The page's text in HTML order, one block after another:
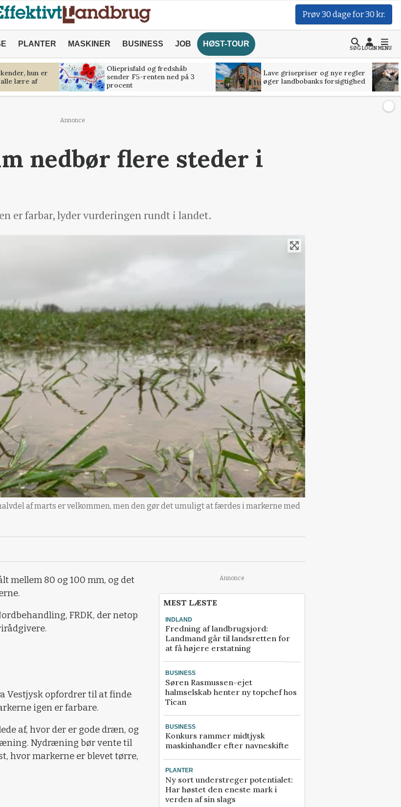
Prøv 30 dage for 30 kr.
PLANTER MASKINER BUSINESS JOB HØST-TOUR
SØGLOGINMENU
hun er
alle lære af
Olieprisfald og fredshåb
sender F5-renten ned på 3
procent
Lave grisepriser og nye regler
øger landbobanks forsigtighed
Annonce
nedbør flere steder i
er farbar, lyder vurderingen rundt i landet.
af marts er velkommen, men den gør det umuligt at færdes i markerne med
mellem 80 og 100 mm, og det
FRDK, der netop
Vestjysk opfordrer til at finde
igen er farbare.
af, hvor der er gode dræn, og
Nydræning bør vente til
hvor markerne er blevet tørre,
Annonce
MEST LÆSTE
INDLAND
Fredning af landbrugsjord:
Landmand går til landsretten for
at få højere erstatning
BUSINESS
Søren Rasmussen-ejet
halmselskab henter ny topchef hos
Tican
BUSINESS
Konkurs rammer midtjysk
maskinhandler efter navneskifte
PLANTER
Ny sort understreger potentialet:
Har høstet den eneste mark i
verden af sin slags